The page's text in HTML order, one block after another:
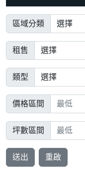
區域分類
租售
類型
價格區間
坪數區間
送出 重啟